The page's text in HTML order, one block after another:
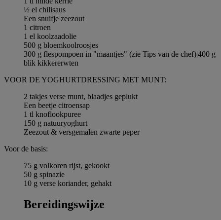
½ el chilisaus
Een snuifje zeezout
1 citroen
1 el koolzaadolie
500 g bloemkoolroosjes
300 g flespompoen in "maantjes" (zie Tips van de chef)|400 g
blik kikkererwten
VOOR DE YOGHURTDRESSING MET MUNT:
2 takjes verse munt, blaadjes geplukt
Een beetje citroensap
1 tl knoflookpuree
150 g natuuryoghurt
Zeezout & versgemalen zwarte peper
Voor de basis:
75 g volkoren rijst, gekookt
50 g spinazie
10 g verse koriander, gehakt
Bereidingswijze